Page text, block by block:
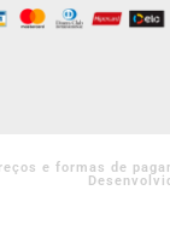
e formas de